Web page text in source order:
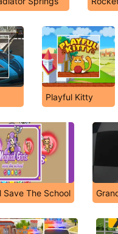
Playful Kitty
Save The School